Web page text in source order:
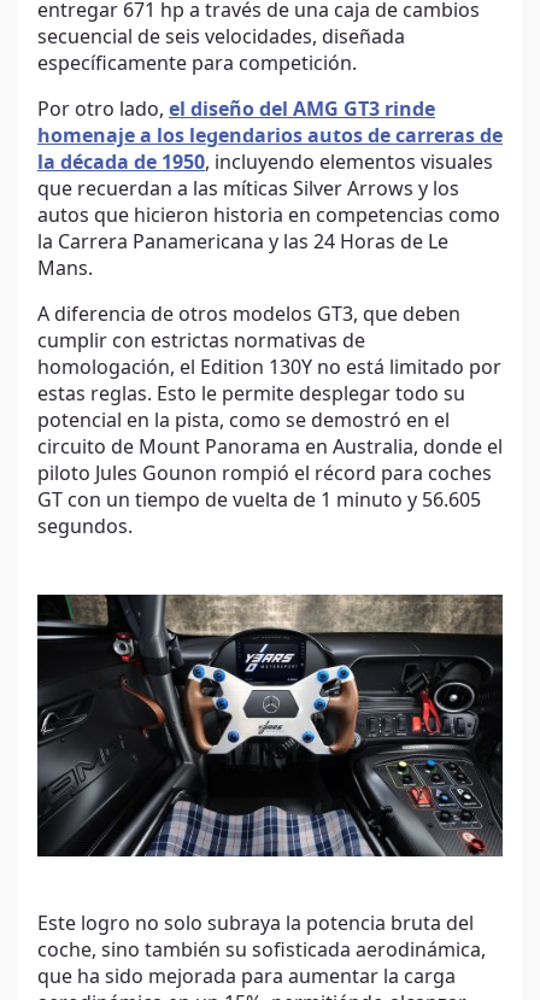
entregar 671 hp a través de una caja de cambios
secuencial de seis velocidades, diseñada
específicamente para competición.
Por otro lado, el diseño del AMG GT3 rinde
homenaje a los legendarios autos de carreras de
la década de 1950, incluyendo elementos visuales
que recuerdan a las míticas Silver Arrows y los
autos que hicieron historia en competencias como
la Carrera Panamericana y las 24 Horas de Le
Mans.
A diferencia de otros modelos GT3, que deben
cumplir con estrictas normativas de
homologación, el Edition 130Y no está limitado por
estas reglas. Esto le permite desplegar todo su
potencial en la pista, como se demostró en el
circuito de Mount Panorama en Australia, donde el
piloto Jules Gounon rompió el récord para coches
GT con un tiempo de vuelta de 1 minuto y 56.605
segundos.
Este logro no solo subraya la potencia bruta del
coche, sino también su sofisticada aerodinámica,
que ha sido mejorada para aumentar la carga